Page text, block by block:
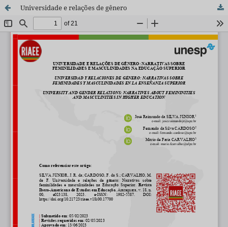
Universidade e relações de gênero